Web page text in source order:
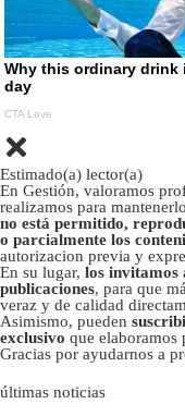
Estimado(a) lector(a)
En Gestión, valoramos
realizamos para
no está permitido,
o parcialmente los
autorizacion previa y
En su lugar, los invitamos
publicaciones, para que
veraz y de calidad
Asimismo, pueden
exclusivo que elaboramos
Gracias por ayudarnos a
últimas noticias